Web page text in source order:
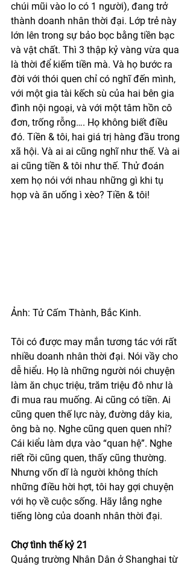
chúi mũi vào lo có 1 người), đang trở
thành doanh nhân thời đại. Lớp trẻ này
lớn lên trong sự bảo bọc bằng tiền bạc
và vật chất. Thì 3 thập kỷ vàng vừa qua
là thời để kiếm tiền mà. Và họ bước ra
đời với thói quen chỉ có nghĩ đến mình,
với một gia tài kếch sù của hai bên gia
đình nội ngoại, và với một tâm hồn cô
đơn, trống rỗng…. Họ không biết điều
đó. Tiền & tôi, hai giá trị hàng đầu trong
xã hội. Và ai ai cũng nghĩ như thế. Và ai
ai cũng tiền & tôi như thế. Thử đoán
xem họ nói với nhau những gì khi tụ
họp và ăn uống ì xèo? Tiền & tôi!
Ảnh: Tử Cấm Thành, Bắc Kinh.
Tôi có được may mắn tương tác với rất
nhiều doanh nhân thời đại. Nói vầy cho
dễ hiểu. Họ là những người nói chuyện
làm ăn chục triệu, trăm triệu đô như là
đi mua rau muống. Ai cũng có tiền. Ai
cũng quen thế lực này, đường dây kia,
ông bà nọ. Nghe cũng quen quen nhỉ?
Cái kiểu làm dựa vào “quan hệ”. Nghe
riết rồi cũng quen, thấy cũng thường.
Nhưng vốn dĩ là người không thích
những điều hời hợt, tôi hay gợi chuyện
với họ về cuộc sống. Hãy lắng nghe
tiếng lòng của doanh nhân thời đại.
Chợ tình thế kỷ 21
Quảng trường Nhân Dân ở Shanghai từ